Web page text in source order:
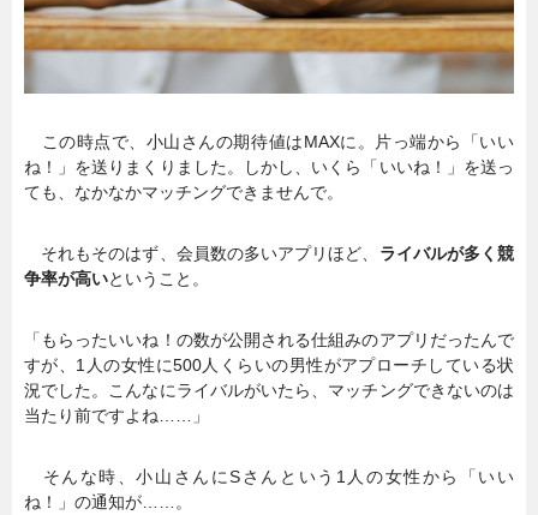
この時点で、小山さんの期待値はMAXに。片っ端から「いい
ね！」を送りまくりました。しかし、いくら「いいね！」を送っ
ても、なかなかマッチングできませんで。
それもそのはず、会員数の多いアプリほど、 ライバルが多く競
争率が高いということ。
「もらったいいね！の数が公開される仕組みのアプリだったんで
すが、1人の女性に500人くらいの男性がアプローチしている状
況でした。こんなにライバルがいたら、マッチングできないのは
当たり前ですよね……」
そんな時、小山さんにSさんという1人の女性から「いい
ね！」の通知が……。